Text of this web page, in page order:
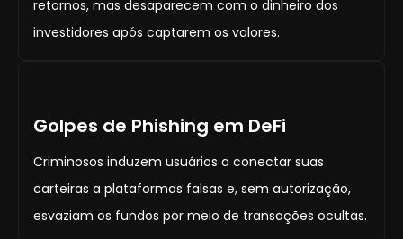
retornos, mas desaparecem com o dinheiro dos
investidores após captarem os valores.
Golpes de Phishing em DeFi
Criminosos induzem usuários a conectar suas
carteiras a plataformas falsas e, sem autorização,
esvaziam os fundos por meio de transações ocultas.